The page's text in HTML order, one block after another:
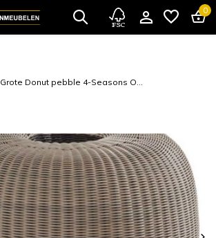
0
Grote Donut pebble 4-Seasons O...